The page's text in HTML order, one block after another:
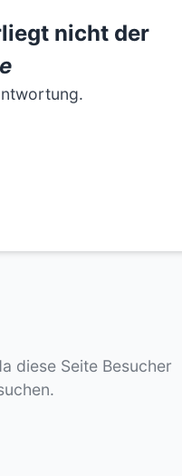
nicht der
diese Seite Besucher